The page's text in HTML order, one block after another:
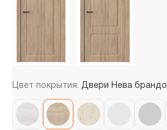
Цвет покрытия: Двери Нева брандо